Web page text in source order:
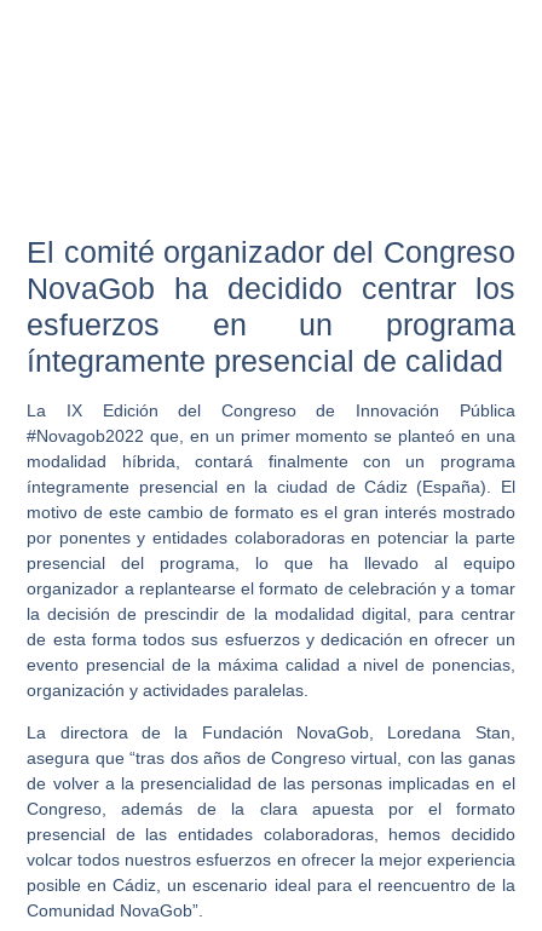
El comité organizador del Congreso
NovaGob ha decidido centrar los
esfuerzos en un programa
íntegramente presencial de calidad
La IX Edición del Congreso de Innovación Pública
#Novagob2022 que, en un primer momento se planteó en una
modalidad híbrida, contará finalmente con un programa
íntegramente presencial en la ciudad de Cádiz (España). El
motivo de este cambio de formato es el gran interés mostrado
por ponentes y entidades colaboradoras en potenciar la parte
presencial del programa, lo que ha llevado al equipo
organizador a replantearse el formato de celebración y a tomar
la decisión de prescindir de la modalidad digital, para centrar
de esta forma todos sus esfuerzos y dedicación en ofrecer un
evento presencial de la máxima calidad a nivel de ponencias,
organización y actividades paralelas.
La directora de la Fundación NovaGob, Loredana Stan,
asegura que “tras dos años de Congreso virtual, con las ganas
de volver a la presencialidad de las personas implicadas en el
Congreso, además de la clara apuesta por el formato
presencial de las entidades colaboradoras, hemos decidido
volcar todos nuestros esfuerzos en ofrecer la mejor experiencia
posible en Cádiz, un escenario ideal para el reencuentro de la
Comunidad NovaGob”.